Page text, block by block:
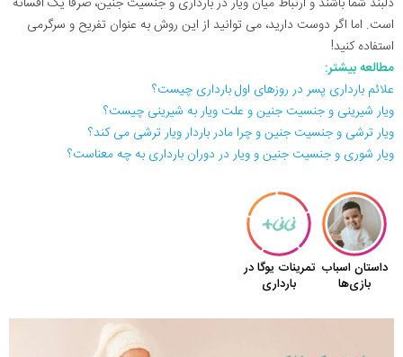
است. اما اگر دوست دارید، می توانید از این روش به عنوان تفریح و سرگرمی
استفاده کنید!
مطالعه بیشتر:
علائم بارداری پسر در روزهای اول بارداری چیست؟
ویار شیرینی و جنسیت جنین و علت ویار به شیرینی چیست؟
ویار ترشی و جنسیت جنین و چرا مادر باردار ویار ترشی می کند؟
ویار شوری و جنسیت جنین و ویار در دوران بارداری به چه معناست؟